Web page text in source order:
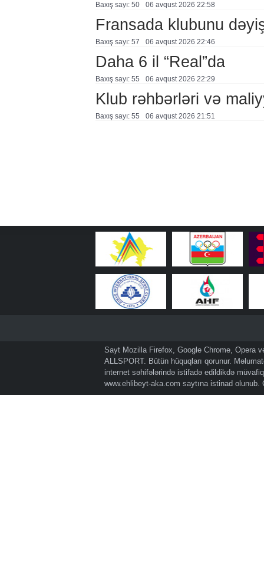
Baxış sayı: 50 06 avqust 2026 22:58
Fransada klubunu
Baxış sayı: 57 06 avqust 2026 22:46
Daha 6 il “Real”da
Baxış sayı: 55 06 avqust 2026 22:29
Klub rəhbərləri və
Baxış sayı: 55 06 avqust 2026 21:51
Sayt Mozilla Firefox, Google Chrome, Opera
ALLSPORT. Bütün hüquqları qorunur.
internet səhifələrində istifadə edildikdə
www.ehlibeyt-aka.com saytına istinad olunub.